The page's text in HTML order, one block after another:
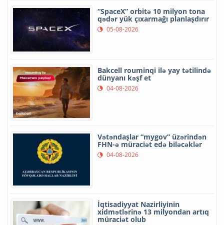
“SpaceX” orbitə 10 milyon tona
qədər yük çıxarmağı planlaşdırır
05-08-2026
Bakcell rouminqi ilə yay tətilində
dünyanı kəşf et
04-08-2026
Vətəndaşlar “mygov” üzərindən
FHN-ə müraciət edə biləcəklər
04-08-2026
İqtisadiyyat Nazirliyinin
xidmətlərinə 13 milyondan artıq
müraciət olub